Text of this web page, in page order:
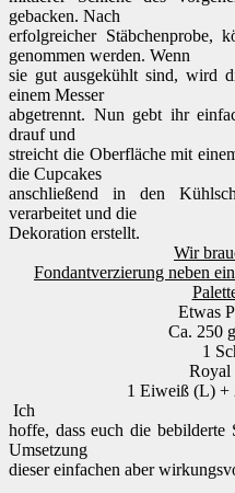
gebacken. Nach
erfolgreicher Stäbchenprobe,
genommen werden. Wenn
sie gut ausgekühlt sind, wird
einem Messer
abgetrennt. Nun gebt ihr
drauf und
streicht die Oberfläche mit
die Cupcakes
anschließend in den
verarbeitet und die
Dekoration erstellt.
Wir
Fondantverzierung neben
Etwas
Ca. 250
1
Royal
1 Eiweiß (L) +
Ich
hoffe, dass euch die
Umsetzung
dieser einfachen aber